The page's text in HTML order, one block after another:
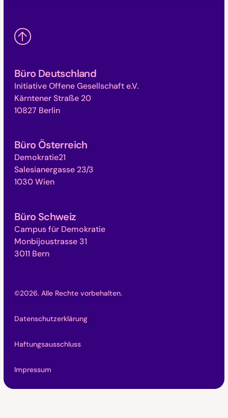
Büro Deutschland
Initiative Offene Gesellschaft e.V.
Kärntener Straße 20
10827 Berlin
Büro Österreich
Demokratie21
Salesianergasse 23/3
1030 Wien
Büro Schweiz
Campus für Demokratie
Monbijoustrasse 31
3011 Bern
©2026. Alle Rechte vorbehalten.
Datenschutzerklärung
Haftungsausschluss
Impressum